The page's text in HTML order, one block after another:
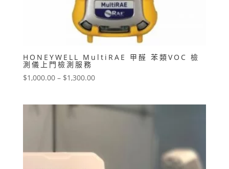
HONEYWELL MultiRAE 甲醛 苯類VOC 檢
測儀上門檢測服務
$1,000.00 – $1,300.00價